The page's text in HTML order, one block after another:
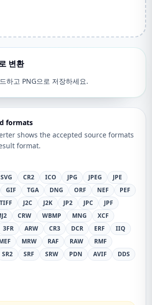
변환
하고 PNG으로 저장하세요.
formats
shows the accepted source formats
format.
SVG CR2 ICO JPG JPEG
JPE
GIF TGA DNG ORF NEF
PEF
TIFF J2C J2K JP2 JPC
JPF
CRW WBMP MNG
XCF
3FR ARW CR3 DCR ERF
IIQ
MRW RAF RAW
RMF
SR2 SRF SRW PDN AVIF DDS